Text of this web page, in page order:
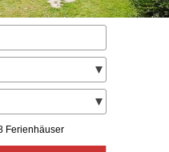
Ferienhäuser